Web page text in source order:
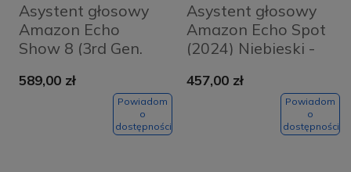
Asystent głosowy
Amazon Echo
Show 8 (3rd Gen.
Black
589,00 zł
Powiadom
o
dostępności
Asystent głosowy
Amazon Echo Spot
(2024) Niebieski -
457,00 zł
Powiadom
o
dostępności